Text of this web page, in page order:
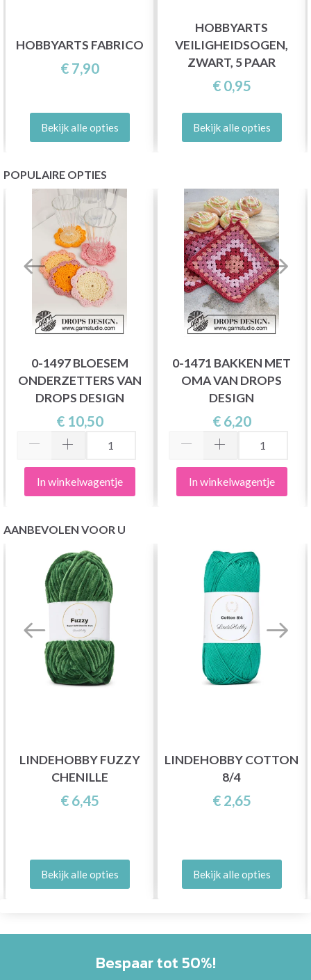
HOBBYARTS FABRICO
€ 7,90
Bekijk alle opties
HOBBYARTS
VEILIGHEIDSOGEN,
ZWART, 5 PAAR
€ 0,95
Bekijk alle opties
POPULAIRE OPTIES
0-1497 BLOESEM
ONDERZETTERS VAN
DROPS DESIGN
€ 10,50
In winkelwagentje
0-1471 BAKKEN MET
OMA VAN DROPS
DESIGN
€ 6,20
In winkelwagentje
AANBEVOLEN VOOR U
LINDEHOBBY FUZZY
CHENILLE
€ 6,45
Bekijk alle opties
LINDEHOBBY COTTON
8/4
€ 2,65
Bekijk alle opties
Bespaar tot 50%!